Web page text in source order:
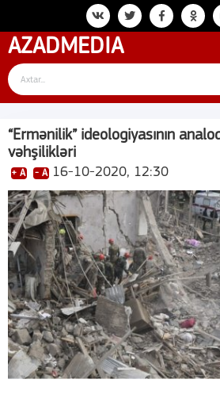
AZADMEDIA
“Ermənilik” ideologiyasının
vəhşilikləri
+ A - A 16-10-2020, 12:30